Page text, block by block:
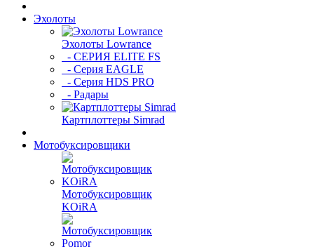
Эхолоты
Эхолоты Lowrance
- СЕРИЯ ELITE FS
- Серия EAGLE
- Серия HDS PRO
- Радары
Картплоттеры Simrad
Мотобуксировщики
Мотобуксировщик
KOiRA